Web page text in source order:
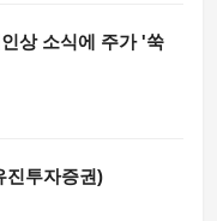
상 소식에 주가 '쑥
진투자증권)